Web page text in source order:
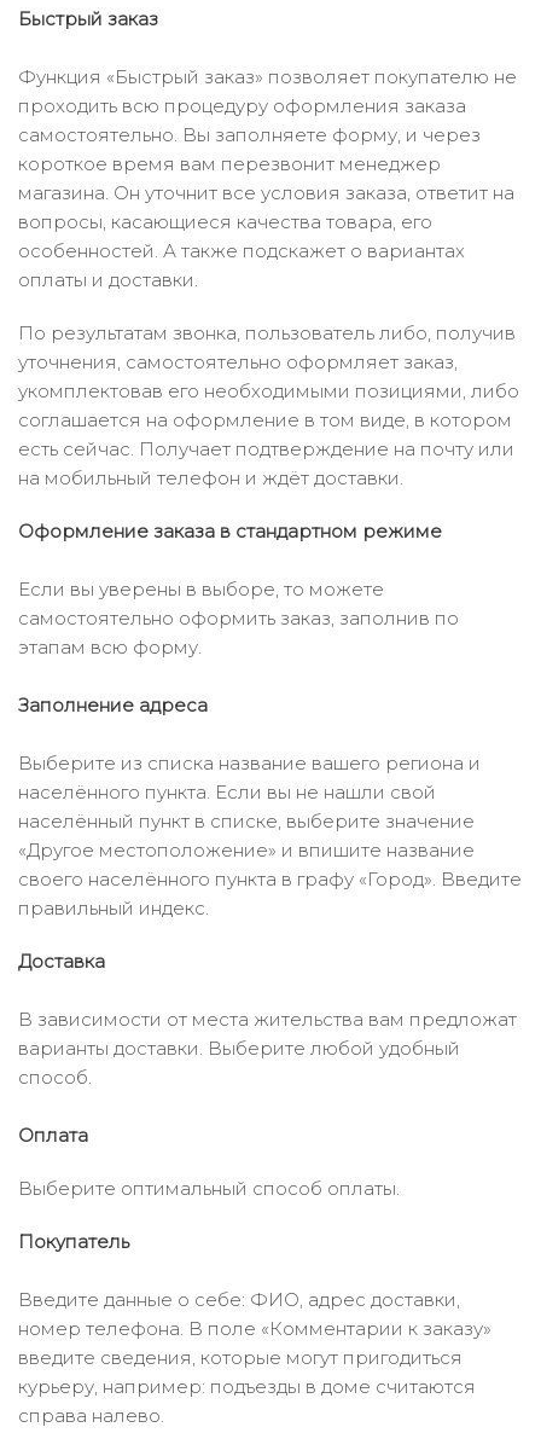
Быстрый заказ
Функция «Быстрый заказ» позволяет покупателю не
проходить всю процедуру оформления заказа
самостоятельно. Вы заполняете форму, и через
короткое время вам перезвонит менеджер
магазина. Он уточнит все условия заказа, ответит на
вопросы, касающиеся качества товара, его
особенностей. А также подскажет о вариантах
оплаты и доставки.
По результатам звонка, пользователь либо, получив
уточнения, самостоятельно оформляет заказ,
укомплектовав его необходимыми позициями, либо
соглашается на оформление в том виде, в котором
есть сейчас. Получает подтверждение на почту или
на мобильный телефон и ждёт доставки.
Оформление заказа в стандартном режиме
Если вы уверены в выборе, то можете
самостоятельно оформить заказ, заполнив по
этапам всю форму.
Заполнение адреса
Выберите из списка название вашего региона и
населённого пункта. Если вы не нашли свой
населённый пункт в списке, выберите значение
«Другое местоположение» и впишите название
своего населённого пункта в графу «Город». Введите
правильный индекс.
Доставка
В зависимости от места жительства вам предложат
варианты доставки. Выберите любой удобный
способ.
Оплата
Выберите оптимальный способ оплаты.
Покупатель
Введите данные о себе: ФИО, адрес доставки,
номер телефона. В поле «Комментарии к заказу»
введите сведения, которые могут пригодиться
курьеру, например: подъезды в доме считаются
справа налево.